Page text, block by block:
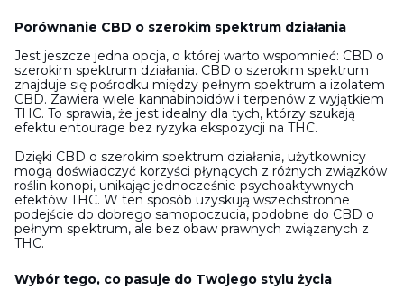
Porównanie CBD o szerokim spektrum działania
Jest jeszcze jedna opcja, o której warto wspomnieć: CBD o
szerokim spektrum działania. CBD o szerokim spektrum
znajduje się pośrodku między pełnym spektrum a izolatem
CBD. Zawiera wiele kannabinoidów i terpenów z wyjątkiem
THC. To sprawia, że jest idealny dla tych, którzy szukają
efektu entourage bez ryzyka ekspozycji na THC.
Dzięki CBD o szerokim spektrum działania, użytkownicy
mogą doświadczyć korzyści płynących z różnych związków
roślin konopi, unikając jednocześnie psychoaktywnych
efektów THC. W ten sposób uzyskują wszechstronne
podejście do dobrego samopoczucia, podobne do CBD o
pełnym spektrum, ale bez obaw prawnych związanych z
THC.
Wybór tego, co pasuje do Twojego stylu życia